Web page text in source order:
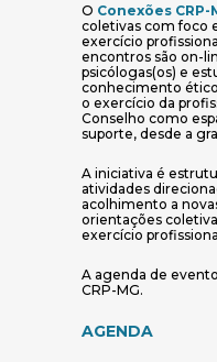
O Conexões CRP-
coletivas com foco
exercício
encontros são on-
psicólogas(os) e
conhecimento
o exercício da
Conselho como
suporte, desde a
A iniciativa é
atividades
acolhimento a
orientações
exercício
A agenda de
CRP-MG.
AGENDA